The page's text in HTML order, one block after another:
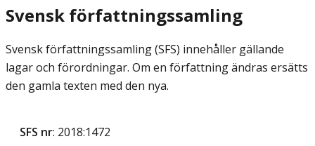
Svensk författningssamling
Svensk författningssamling (SFS) innehåller gällande
lagar och förordningar. Om en författning ändras ersätts
den gamla texten med den nya.
SFS nr: 2018:1472